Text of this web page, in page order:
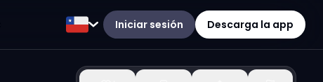
Iniciar sesión Descarga la app